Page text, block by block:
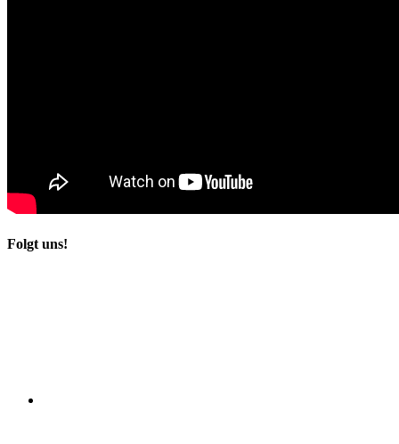
Folgt uns!